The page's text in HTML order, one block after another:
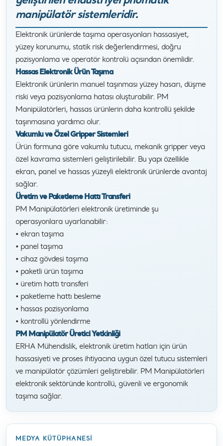
manipülatör sistemleridir.
Elektronik ürünlerde taşıma operasyonları hassasiyet,
yüzey korunumu, statik risk değerlendirmesi, doğru
pozisyonlama ve operatör kontrolü açısından önemlidir.
Hassas Elektronik Ürün Taşıma
Elektronik ürünlerin manuel taşınması yüzey hasarı, düşme
riski veya pozisyonlama hatası oluşturabilir. PM
Manipülatörleri, hassas ürünlerin daha kontrollü şekilde
taşınmasına yardımcı olur.
Vakumlu ve Özel Gripper Sistemleri
Ürün formuna göre vakumlu tutucu, mekanik gripper veya
özel kavrama sistemleri geliştirilebilir. Bu yapı özellikle
ekran, panel ve hassas yüzeyli elektronik ürünlerde avantaj
sağlar.
Üretim ve Paketleme Hattı Transferi
PM Manipülatörleri elektronik üretiminde şu
operasyonlara uyarlanabilir:
• ekran taşıma
• panel taşıma
• cihaz gövdesi taşıma
• paketli ürün taşıma
• üretim hattı transferi
• paketleme hattı besleme
• hassas pozisyonlama
• kontrollü yönlendirme
PM Manipülatör Üretici Yetkinliği
ERHA Mühendislik, elektronik üretim hatları için ürün
hassasiyeti ve proses ihtiyacına uygun özel tutucu sistemleri
ve manipülatör çözümleri geliştirebilir. PM Manipülatörleri
elektronik sektöründe kontrollü, güvenli ve ergonomik
taşıma sağlar.
MEDYA KÜTÜPHANESI